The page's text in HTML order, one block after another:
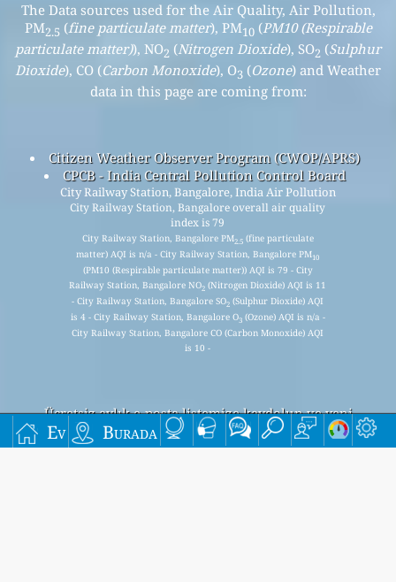
Ev Burada
The Data sources used for the Air Quality, Air Pollution,
PM2.5 (fine particulate matter), PM10(PM10 (Respirable
particulate matter)), NO2 (Nitrogen Dioxide), SO2 (Sulphur
Dioxide), CO (Carbon Monoxide), O3 (Ozone) and Weather
data in this page are coming from:
Citizen Weather Observer Program (CWOP/APRS)
CPCB - India Central Pollution Control Board
City Railway Station, Bangalore, India Air Pollution
City Railway Station, Bangalore overall air quality
index is 79
City Railway Station, Bangalore PM2.5(fine particulate
matter) AQI is n/a - City Railway Station, Bangalore PM10
(PM10 (Respirable particulate matter)) AQI is 79 - City
Railway Station, Bangalore NO2 (Nitrogen Dioxide) AQI is 11
- City Railway Station, Bangalore SO2 (Sulphur Dioxide) AQI
is 4 - City Railway Station, Bangalore O3(Ozone) AQI is n/a -
City Railway Station, Bangalore CO (Carbon Monoxide) AQI
is 10 -
Ücretsiz aylık e-posta listemize kaydolun ve yeni
makaleler mevcut olduğunda bildirim alın.